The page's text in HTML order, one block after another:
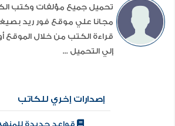
تحميل جميع مؤلفات وكتب
قراءة الكتب من خلال الموقع
إلي التحميل ...
إصدارات إخري للكاتب